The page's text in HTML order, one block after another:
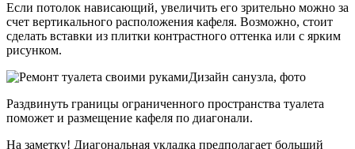
Если потолок нависающий, увеличить его зрительно можно за
счет вертикального расположения кафеля. Возможно, стоит
сделать вставки из плитки контрастного оттенка или с ярким
рисунком.
Дизайн санузла, фото
Раздвинуть границы ограниченного пространства туалета
поможет и размещение кафеля по диагонали.
На заметку! Диагональная укладка предполагает больший